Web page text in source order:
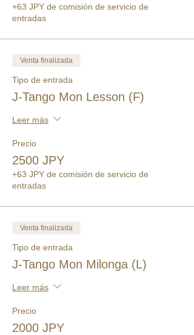
+63 JPY de comisión de servicio de
entradas
Venta finalizada
Tipo de entrada
J-Tango Mon Lesson (F)
Leer más
Precio
2500 JPY
+63 JPY de comisión de servicio de
entradas
Venta finalizada
Tipo de entrada
J-Tango Mon Milonga (L)
Leer más
Precio
2000 JPY